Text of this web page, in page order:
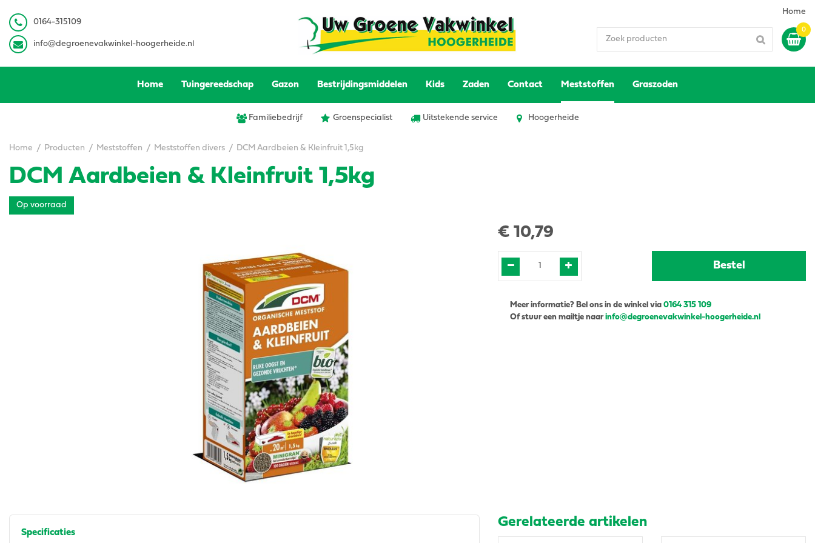
naar
content
Home Producten Meststoffen Meststoffen divers DCM Aardbeien & Kleinfruit 1,5kg
Home
0164-315109
info@degroenevakwinkel-hoogerheide.nl
Home Tuingereedschap Gazon Bestrijdingsmiddelen Kids Zaden Contact Meststoffen Graszoden
Familiebedrijf Groenspecialist Uitstekende service Hoogerheide
DCM Aardbeien & Kleinfruit 1,5kg
Op voorraad
€ 10,79
Meer informatie? Bel ons in de winkel via0164 315 109
Of stuur een mailtje naarinfo@degroenevakwinkel-hoogerheide.nl
Specificaties
Gerelateerde artikelen